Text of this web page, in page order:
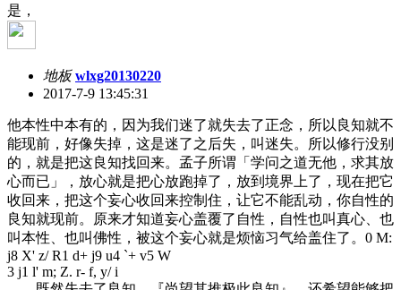
是，
地板 wlxg20130220
2017-7-9 13:45:31
他本性中本有的，因为我们迷了就失去了正念，所以良知就不
能现前，好像失掉，这是迷了之后失，叫迷失。所以修行没别
的，就是把这良知找回来。孟子所谓「学问之道无他，求其放
心而已」，放心就是把心放跑掉了，放到境界上了，现在把它
收回来，把这个妄心收回来控制住，让它不能乱动，你自性的
良知就现前。原来才知道妄心盖覆了自性，自性也叫真心、也
叫本性、也叫佛性，被这个妄心就是烦恼习气给盖住了。 0 M:
j8 X' z/ R1 d+ j9 u4 `+ v5 W
3 j1 l' m; Z. r- f, y/ i